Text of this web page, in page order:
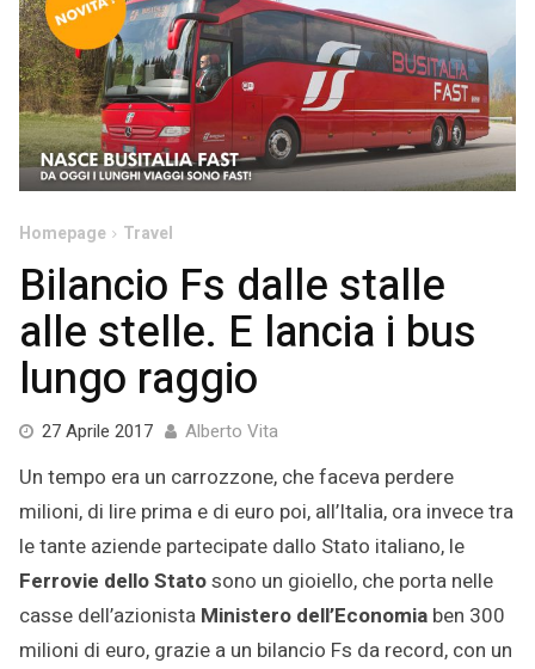
Homepage Travel
Bilancio Fs dalle stalle
alle stelle. E lancia i bus
lungo raggio
27 Aprile 201727
2017
Alberto Vita
Un tempo era un carrozzone, che faceva perdere
milioni, di lire prima e di euro poi, all’Italia, ora invece tra
le tante aziende partecipate dallo Stato italiano, le
Ferrovie dello Statosono un gioiello, che porta nelle
casse dell’azionista Ministero dell’Economia ben 300
milioni di euro, grazie a un bilancio Fs da record, con un